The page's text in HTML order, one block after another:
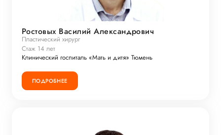
Ростовых Василий Александрович
Пластический хирург
Стаж 14 лет
Клинический госпиталь «Мать и дитя» Тюмень
ПОДРОБНЕЕ